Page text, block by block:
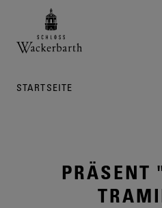
Zurück zur
STARTSEITE
PRÄSENT